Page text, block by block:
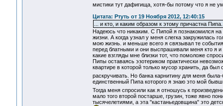
мистики тут дафигища, хотя-бы потому что я не
Цитата: Ртуть от 19 Ноября 2012, 12:40:15
... и кто, и каким образом к этому причастна Пипа.
Надеюсь что никаким. С Пипой я познакомился
жизни. А когда узнал у меня слегка закружилась
мою жизнь. и меньше всего я связывал те
перед блатными и они выспрашивали меня кто я
какие взгляды мне близки тот, что помоложе
Пипы оставаясь эзотериком практически
квартире в которой только мусор хранить, да был
раскручивать. Но банка карнитину для меня
единственный Пипа которого я знаю это мой
Тогда меня спросили как я отношусь к
мало того второй постарше, грузин, тоже явно
тысячелетиями, а эта "кастаньедовщина" это